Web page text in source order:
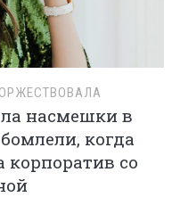
насмешки в
когда
со